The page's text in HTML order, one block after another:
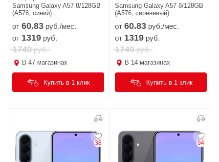
Samsung Galaxy A57 8/128GB
(A576, синий)
от 60.83 руб./мес.
от 1319 руб.
1749руб.
В 47 магазинах
Купить в 1 клик
Samsung Galaxy A57 8/128GB
(A576, сиреневый)
от 60.83 руб./мес.
от 1319 руб.
1749руб.
В 14 магазинах
Купить в 1 клик
38 94